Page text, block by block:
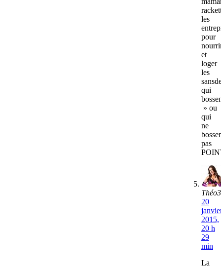
les
pour
et
loger
les
qui
» ou
qui
ne
pas
20
2015,
20 h
29
min
La